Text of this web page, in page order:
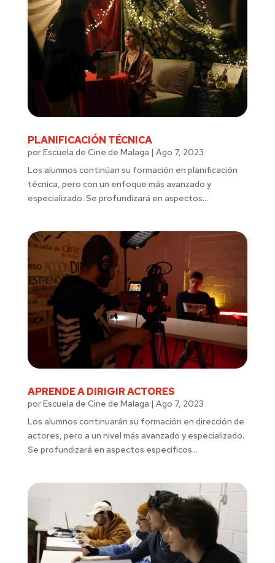
PLANIFICACIÓN TÉCNICA
porEscuela de Cine de Malaga | Ago 7, 2023
Los alumnos continúan su formación en planificación
técnica, pero con un enfoque más avanzado y
especializado. Se profundizará en aspectos...
APRENDE A DIRIGIR ACTORES
porEscuela de Cine de Malaga | Ago 7, 2023
Los alumnos continuarán su formación en dirección de
actores, pero a un nivel más avanzado y especializado.
Se profundizará en aspectos específicos...